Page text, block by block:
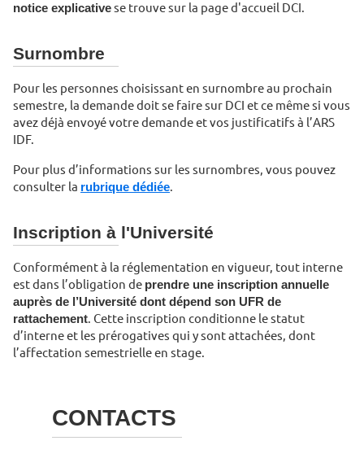
notice explicativese trouve sur la page d'accueil DCI.
Surnombre
Pour les personnes choisissant en surnombre au prochain
semestre, la demande doit se faire sur DCI et ce même si vous
avez déjà envoyé votre demande et vos justificatifs à l’ARS
IDF.
Pour plus d’informations sur les surnombres, vous pouvez
consulter la rubrique dédiée.
Inscription à l'Université
Conformément à la réglementation en vigueur, tout interne
est dans l’obligation de prendre une inscription annuelle
auprès de l’Université dont dépend son UFR de
rattachement. Cette inscription conditionne le statut
d’interne et les prérogatives qui y sont attachées, dont
l’affectation semestrielle en stage.
CONTACTS